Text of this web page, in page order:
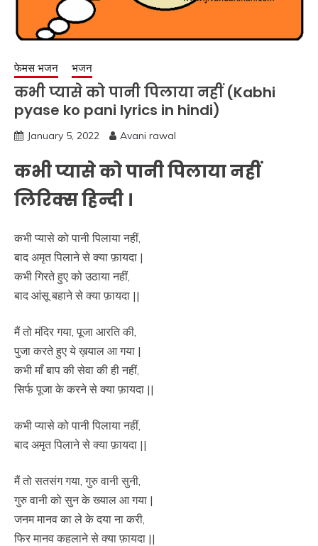
फेमस भजन भजन
कभी प्यासे को पानी पिलाया नहीं (Kabhi
pyase ko pani lyrics in hindi)
January 5, 2022 Avani rawal
कभी प्यासे को पानी पिलाया नहीं
लिरिक्स हिन्दी ।
कभी प्यासे को पानी पिलाया नहीं,
बाद अमृत पिलाने से क्या फ़ायदा |
कभी गिरते हुए को उठाया नहीं,
बाद आंसू बहाने से क्या फ़ायदा ||
मैं तो मंदिर गया, पूजा आरति की,
पुजा करते हुए ये ख़याल आ गया |
कभी माँ बाप की सेवा की ही नहीं,
सिर्फ पूजा के करने से क्या फ़ायदा ||
कभी प्यासे को पानी पिलाया नहीं,
बाद अमृत पिलाने से क्या फ़ायदा ||
मैं तो सतसंग गया, गुरु वानी सुनी,
गुरु वानी को सुन के ख्याल आ गया |
जनम मानव का ले के दया ना करी,
फिर मानव कहलाने से क्या फ़ायदा ||